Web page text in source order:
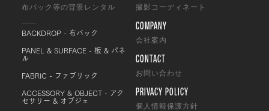
布バック等の背景レンタル
BACKDROP - 布バック
PANEL & SURFACE - 板 & パネ
ル
FABRIC - ファブリック
ACCESSORY & OBJECT - アク
セサリー & オブジェ
撮影コーディネート
COMPANY
会社案内
CONTACT
お問い合わせ
PRIVACY POLICY
個人情報保護方針